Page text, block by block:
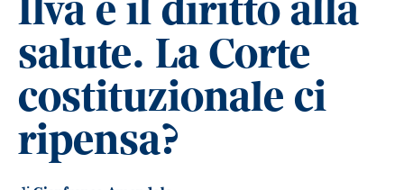
salute. La Corte
costituzionale ci
ripensa?